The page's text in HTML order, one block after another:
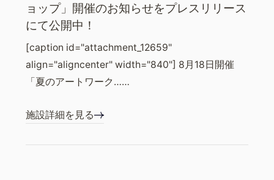
ョップ」開催のお知らせをプレスリリース
にて公開中！
[caption id="attachment_12659"
align="aligncenter" width="840"] 8月18日開催
「夏のアートワーク……
施設詳細を見る